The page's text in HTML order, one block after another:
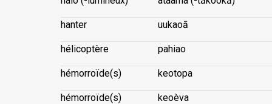
hanter uukaoā
hélicoptère pahiao
hémorroïde(s) keotopa
hémorroïde(s) keoèva